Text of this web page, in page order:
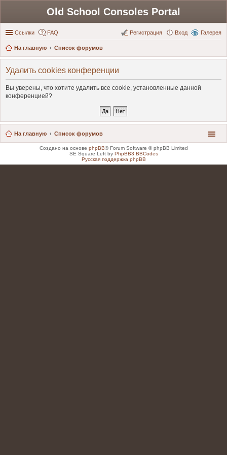
Old School Consoles Portal
Ссылки Галерея
FAQ Вход
Регистрация
На главную Список форумов
Удалить cookies конференции
Вы уверены, что хотите удалить все cookie, установленные данной
конференцией?
На главную Список форумов
Создано на основе phpBB® Forum Software © phpBB Limited
SE Square Left by PhpBB3 BBCodes
Русская поддержка phpBB